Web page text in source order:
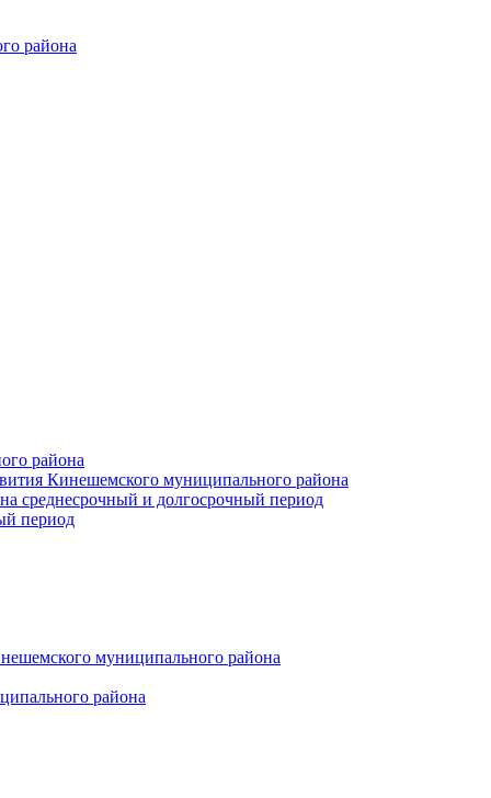
района
района
Кинешемского муниципального района
среднесрочный и долгосрочный период
период
муниципального района
района